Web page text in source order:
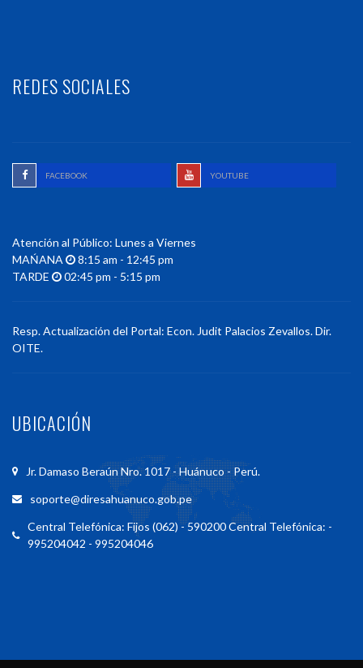
REDES SOCIALES
FACEBOOK YOUTUBE
Atención al Público: Lunes a Viernes
MAŃANA
8:15 am - 12:45 pm
TARDE
02:45 pm - 5:15 pm
Resp. Actualización del Portal: Econ. Judit Palacios Zevallos. Dir.
OITE.
UBICACIÓN
Jr. Damaso Beraún Nro. 1017 - Huánuco - Perú.
soporte@diresahuanuco.gob.pe
Central Telefónica: Fijos (062) - 590200 Central Telefónica: -
995204042 - 995204046